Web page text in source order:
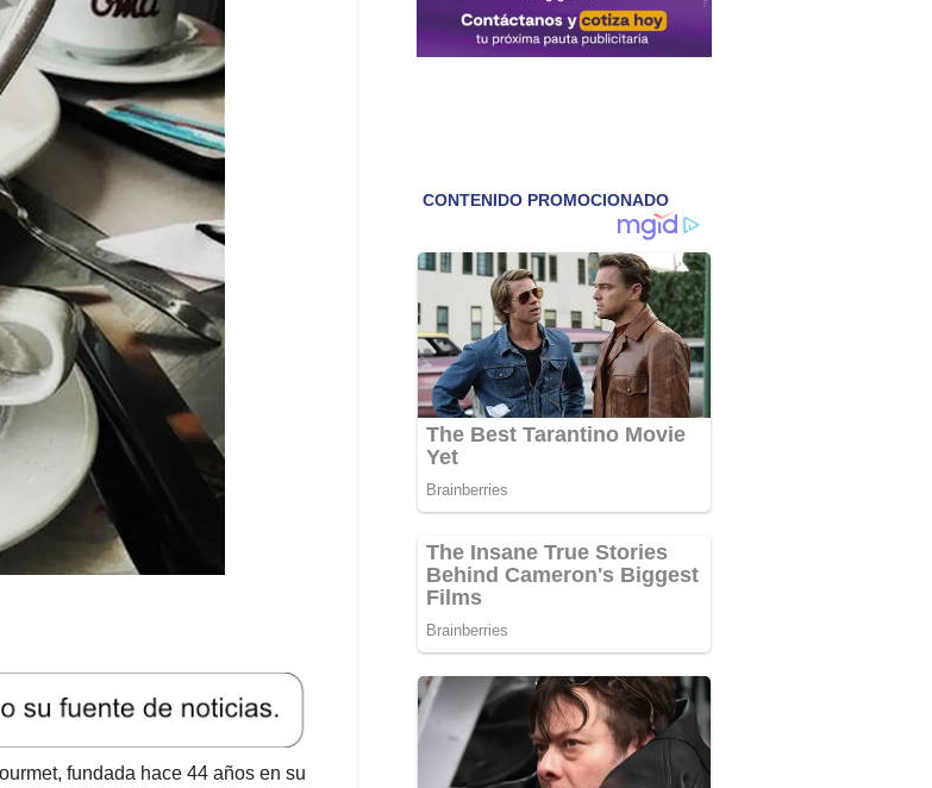
fundada hace 44 años en su